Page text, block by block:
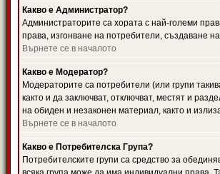
Какво е Администратор?
Администраторите са хората с най-големи
права, изгонване на потребители, създаване
Върнете се в началото
Какво е Модератор?
Модераторите са потребители (или групи
както и да заключват, отключват, местят и
на обиден и незаконен материал, както и
Върнете се в началото
Какво е Потребителска Група?
Потребителските групи са средство за